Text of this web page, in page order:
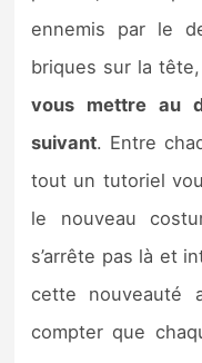
ennemis par le
briques sur la
vous mettre au
suivant. Entre
tout un tutoriel
le nouveau
s’arrête pas là et
cette nouveauté
compter que